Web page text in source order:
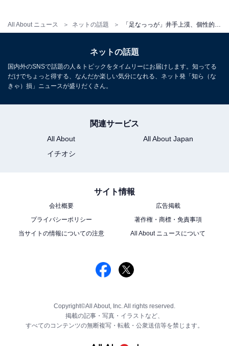
All About ニュース ネットの話題
ネットの話題
国内外のSNSで話題の人＆トピックをタイムリーにお届けします。知ってる
だけでちょっと得する、なんだか楽しい気分になれる、ネット発「知ら（な
きゃ）損」ニュースが盛りだくさん。
関連サービス
All About
All About Japan
イチオシ
サイト情報
会社概要
広告掲載
プライバシーポリシー
著作権・商標・免責事項
当サイトの情報についての注意
All About ニュースについて
Copyright©All About, Inc. All rights reserved.
掲載の記事・写真・イラストなど、
すべてのコンテンツの無断複写・転載・公衆送信等を禁じます。